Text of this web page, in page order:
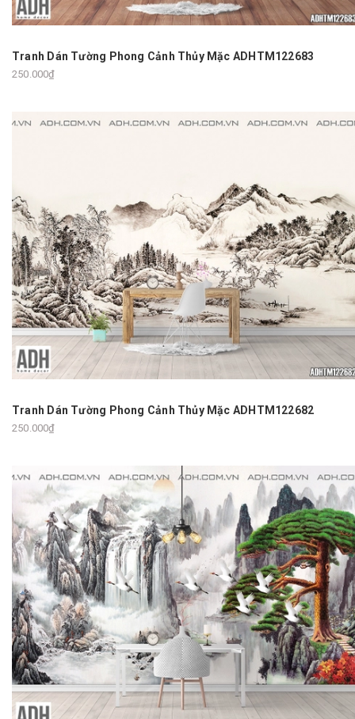
Tranh Dán Tường Phong Cảnh Thủy Mặc ADHTM122683
250.000₫
Tranh Dán Tường Phong Cảnh Thủy Mặc ADHTM122682
250.000₫